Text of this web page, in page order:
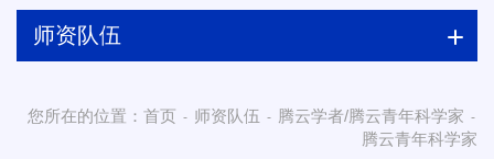
师资队伍
您所在的位置： 首页 - 师资队伍 - 腾云学者/腾云青年科学家 -
腾云青年科学家